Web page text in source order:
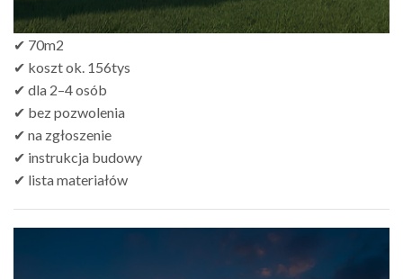
✔ 70m2
✔ koszt ok. 156tys
✔ dla 2–4 osób
✔ bez pozwolenia
✔ na zgłoszenie
✔ instrukcja budowy
✔ lista materiałów